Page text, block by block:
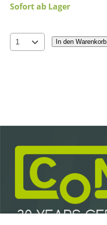
Sofort ab Lager
In den Warenkorb